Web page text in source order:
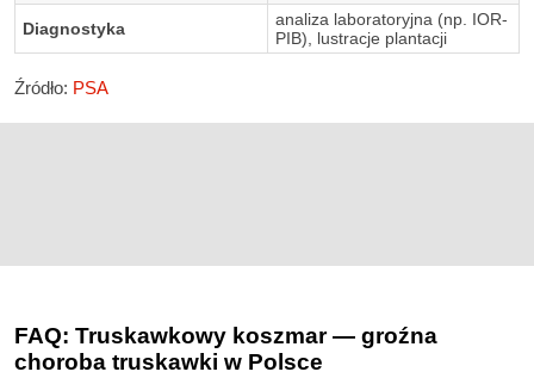
Diagnostyka
analiza laboratoryjna (np. IOR-
PIB), lustracje plantacji
Źródło: PSA
FAQ: Truskawkowy koszmar — groźna
choroba truskawki w Polsce